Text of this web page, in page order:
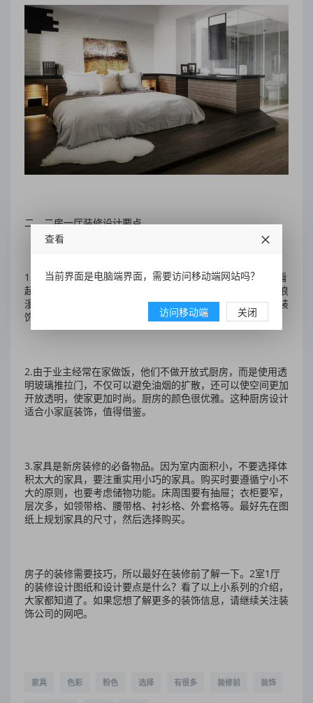
二、二房一厅装修设计要点
1.主卧室的墙壁颜色是粉色和深绿色，粉色和深绿色这两种看
起来不匹配的颜色在主卧室显得和谐，为卧室设定了温暖和浪
漫的基调。彩色的窗帘就像一道美丽的彩虹，发挥了很好的装
饰作用。卧室的颜色更大胆和独特，效果也很好。
2.由于业主经常在家做饭，他们不做开放式厨房，而是使用透
明玻璃推拉门，不仅可以避免油烟的扩散，还可以使空间更加
开放透明，使家更加时尚。厨房的颜色很优雅。这种厨房设计
适合小家庭装饰，值得借鉴。
3.家具是新房装修的必备物品。因为室内面积小，不要选择体
积太大的家具，要注重实用小巧的家具。购买时要遵循宁小不
大的原则，也要考虑储物功能。床周围要有抽屉；衣柜要窄，
层次多，如领带格、腰带格、衬衫格、外套格等。最好先在图
纸上规划家具的尺寸，然后选择购买。
房子的装修需要技巧，所以最好在装修前了解一下。2室1厅
的装修设计图纸和设计要点是什么？看了以上小系列的介绍，
大家都知道了。如果您想了解更多的装饰信息，请继续关注装
饰公司的网吧。
家具 色彩 粉色 选择 有很多 装修前 装饰
查看
当前界面是电脑端界面，需要访问移动端网站吗？
访问移动端 关闭